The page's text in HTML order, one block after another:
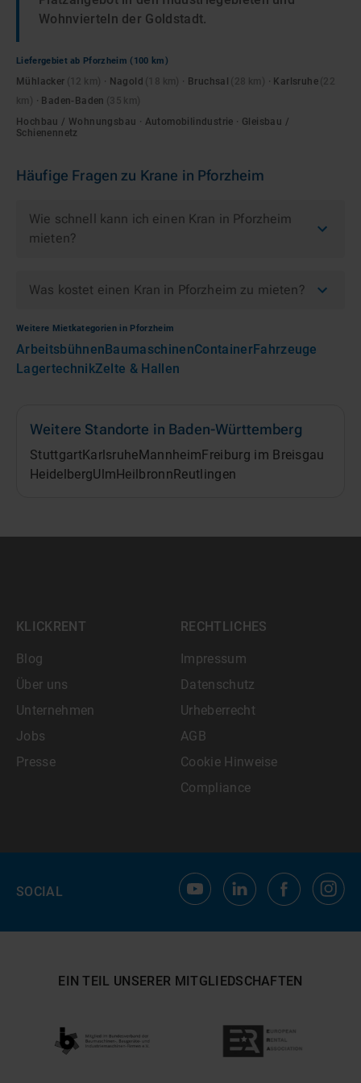
Wohnvierteln der Goldstadt.
Liefergebiet ab Pforzheim (100 km)
Mühlacker · Nagold · Bruchsal · Karlsruhe
· Baden-Baden
Hochbau / Wohnungsbau · Automobilindustrie · Gleisbau /
Schienennetz
Häufige Fragen zu Krane in Pforzheim
Wie schnell kann ich einen Kran in Pforzheim
mieten?
Was kostet einen Kran in Pforzheim zu mieten?
Weitere Mietkategorien in Pforzheim
ArbeitsbühnenBaumaschinenContainerFahrzeuge
LagertechnikZelte & Hallen
Weitere Standorte in Baden-Württemberg
StuttgartKarlsruhe Mannheim Freiburg im Breisgau
HeidelbergUlm Heilbronn Reutlingen
KLICKRENT
Blog
Über uns
Unternehmen
Jobs
Presse
RECHTLICHES
Impressum
Datenschutz
Urheberrecht
AGB
Cookie Hinweise
Compliance
SOCIAL
EIN TEIL UNSERER MITGLIEDSCHAFTEN